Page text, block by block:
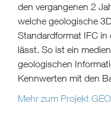
den vergangenen 2
welche geologische
Standardformat IFC in
lässt. So ist ein
geologischen
Kennwerten mit den
Mehr zum Projekt